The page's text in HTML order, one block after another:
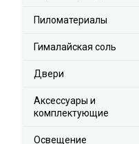
Пиломатериалы
Гималайская соль
Двери
Аксессуары и
комплектующие
Освещение